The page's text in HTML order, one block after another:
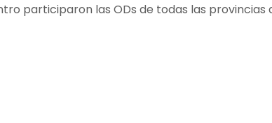
participaron las ODs de todas las provincias